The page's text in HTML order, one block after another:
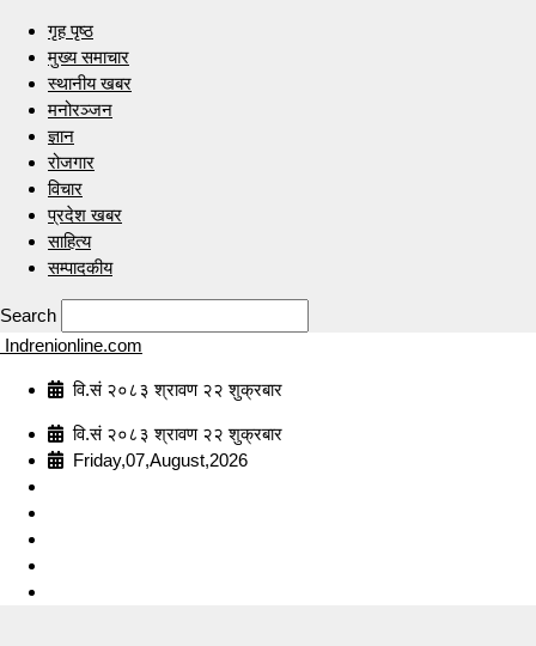
गृह पृष्ठ
मुख्य समाचार
स्थानीय खबर
मनोरञ्जन
ज्ञान
रोजगार
विचार
प्रदेश खबर
साहित्य
सम्पादकीय
Search
Indrenionline.com
वि.सं २०८३ श्रावण २२ शुक्रबार
वि.सं २०८३ श्रावण २२ शुक्रबार
Friday,07,August,2026